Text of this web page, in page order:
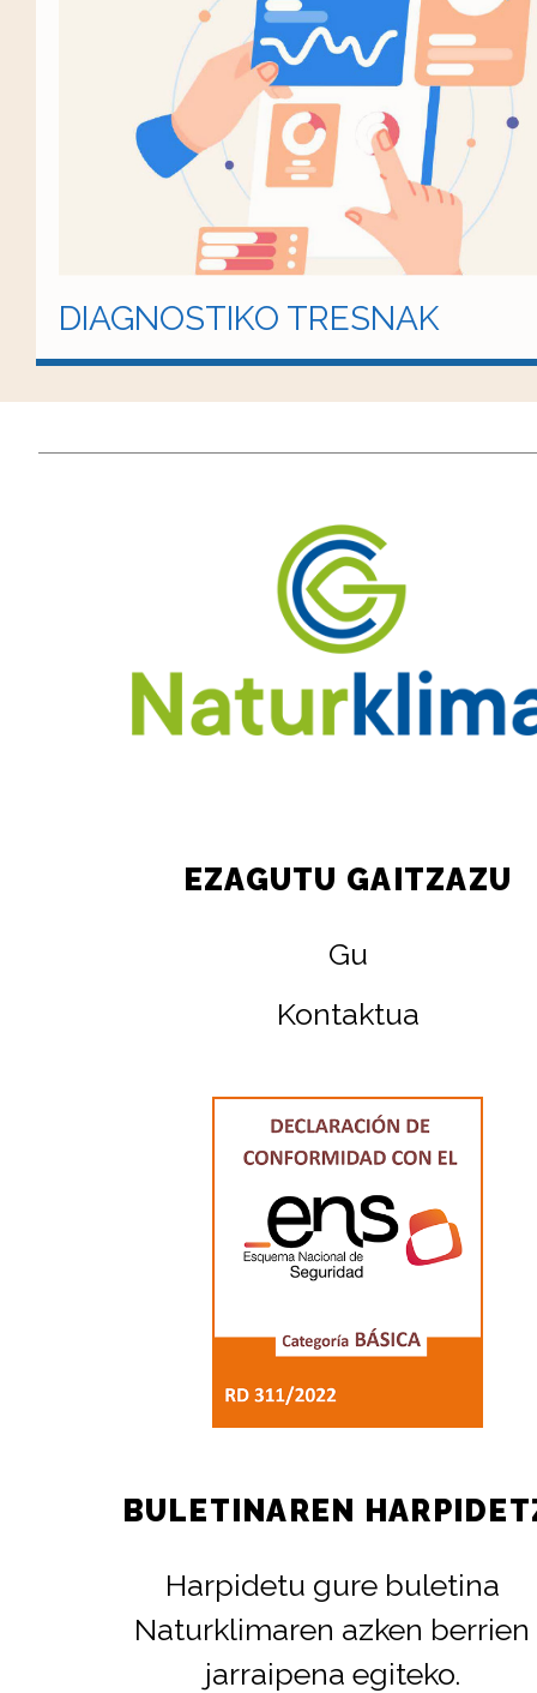
DIAGNOSTIKO TRESNAK
EZAGUTU GAITZAZU
Gu
Kontaktua
BULETINAREN
Harpidetu gure buletina
Naturklimaren azken berrien
jarraipena egiteko.